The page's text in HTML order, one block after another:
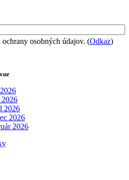
osobných údajov. (Odkaz)
2026
2026
2026